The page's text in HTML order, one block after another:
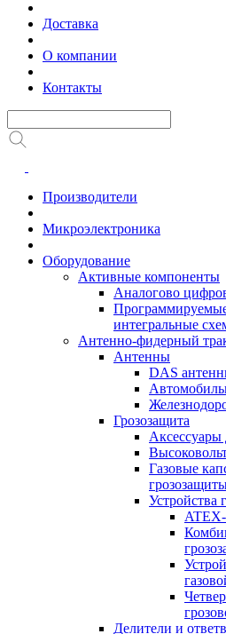
Доставка
О компании
Контакты
Производители
Микроэлектроника
Оборудование
Активные компоненты
Аналогово
интегральные
Антенно-фидерный
Антенны
DAS
Грозозащита
Аксессуары
Газовые
Устройства
ATEX-
Делители и